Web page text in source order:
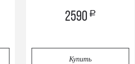
2590 a
Купить